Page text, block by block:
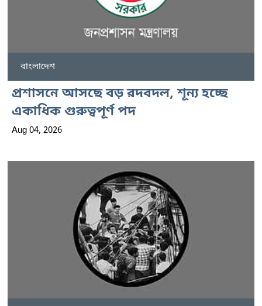
বাংলাদেশ
প্রশাসনে আসছে বড় রদবদল, শূন্য হচ্ছে
একাধিক গুরুত্বপূর্ণ পদ
Aug 04, 2026